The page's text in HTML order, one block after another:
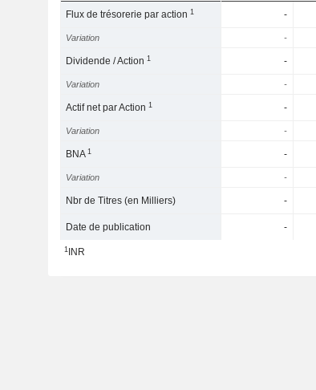
Flux de trésorerie par action1 -
Variation -
Dividende / Action1 -
Variation -
Actif net par Action1 -
Variation -
BNA1 -
Variation -
Nbr de Titres (en Milliers) -
Date de publication -
1INR